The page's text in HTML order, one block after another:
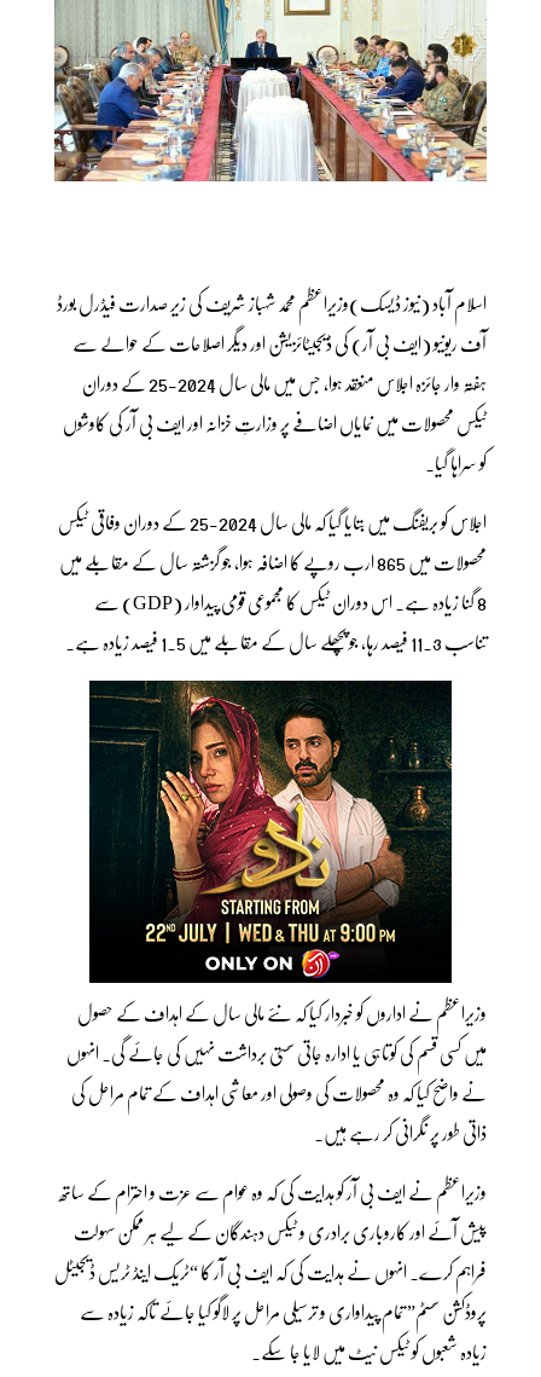
اسلام آباد (نیوز ڈیسک)وزیراعظم محمد شہباز شریف کی زیر صدارت فیڈرل بورڈ
آف ریونیو (ایف بی آر) کی ڈیجیٹائزیشن اور دیگر اصلاحات کے حوالے سے
ہفتہ وار جائزہ اجلاس منعقد ہوا، جس میں مالی سال 2024-25 کے دوران
ٹیکس محصولات میں نمایاں اضافے پر وزارتِ خزانہ اور ایف بی آر کی کاوشوں
کو سراہا گیا۔
اجلاس کو بریفنگ میں بتایا گیا کہ مالی سال 2024-25 کے دوران وفاقی ٹیکس
محصولات میں 865 ارب روپے کا اضافہ ہوا، جو گزشتہ سال کے مقابلے میں
8 گنا زیادہ ہے۔ اس دوران ٹیکس کا مجموعی قومی پیداوار (GDP) سے
تناسب 11.3 فیصد رہا، جو پچھلے سال کے مقابلے میں 1.5 فیصد زیادہ ہے۔
وزیراعظم نے اداروں کو خبردار کیا کہ نئے مالی سال کے اہداف کے حصول
میں کسی قسم کی کوتاہی یا ادارہ جاتی سستی برداشت نہیں کی جائے گی۔ انہوں
نے واضح کیا کہ وہ محصولات کی وصولی اور معاشی اہداف کے تمام مراحل کی
ذاتی طور پر نگرانی کر رہے ہیں۔
وزیراعظم نے ایف بی آر کو ہدایت کی کہ وہ عوام سے عزت و احترام کے ساتھ
پیش آئے اور کاروباری برادری و ٹیکس دہندگان کے لیے ہر ممکن سہولت
فراہم کرے۔ انہوں نے ہدایت کی کہ ایف بی آر کا “ٹریک اینڈ ٹریس ڈیجیٹل
پروڈکشن سسٹم” تمام پیداواری و ترسیلی مراحل پر لاگو کیا جائے تاکہ زیادہ سے
زیادہ شعبوں کو ٹیکس نیٹ میں لایا جا سکے۔